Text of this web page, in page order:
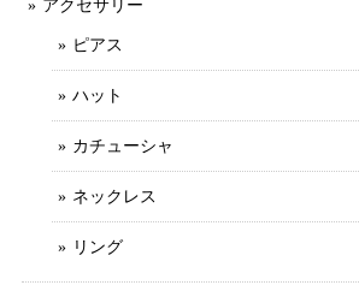
アクセサリー
ピアス
ハット
カチューシャ
ネックレス
リング